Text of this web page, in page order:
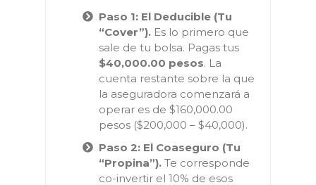
Paso 1: El Deducible (Tu
“Cover”). Es lo primero que
sale de tu bolsa. Pagas tus
$40,000.00 pesos. La
cuenta restante sobre la que
la aseguradora comenzará a
operar es de $160,000.00
pesos ($200,000 – $40,000).
Paso 2: El Coaseguro (Tu
“Propina”). Te corresponde
co-invertir el 10% de esos